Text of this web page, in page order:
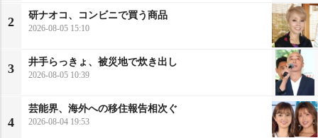
2
研ナオコ、コンビニで買う商品
2026-08-05 15:10
3
井手らっきょ、被災地で炊き出し
2026-08-05 10:39
4
芸能界、海外への移住報告相次ぐ
2026-08-04 19:53